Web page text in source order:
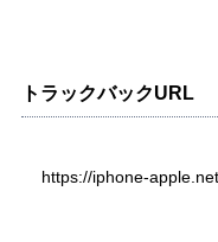
トラックバックURL
https://iphone-